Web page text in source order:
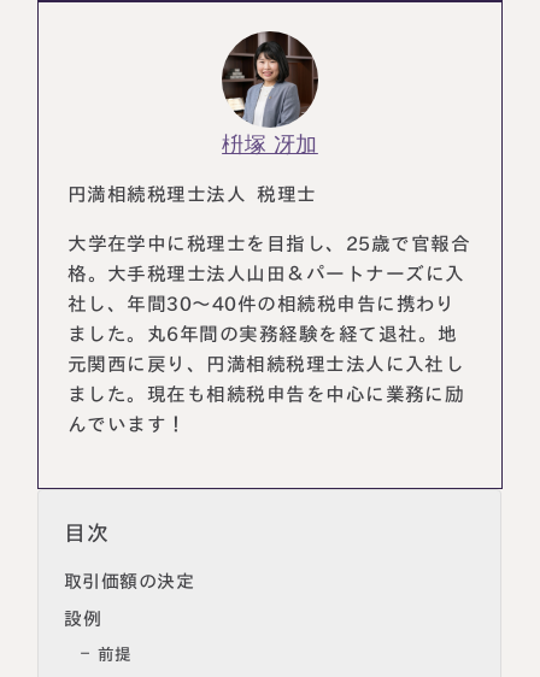
東京都港区南青山一丁目2番6号
大阪事務所
〒530-0017
大阪府大阪市北区角田町8番47号
阪急グランドビル20階
Access
円満相続塾（受講生募集中）
枡塚 冴加
円満相続税理士法人 税理士
大学在学中に税理士を目指し、25歳で官報合
格。大手税理士法人山田＆パートナーズに入
社し、年間30～40件の相続税申告に携わり
ました。丸6年間の実務経験を経て退社。地
元関西に戻り、円満相続税理士法人に入社し
ました。現在も相続税申告を中心に業務に励
んでいます！
目次
取引価額の決定
設例
前提